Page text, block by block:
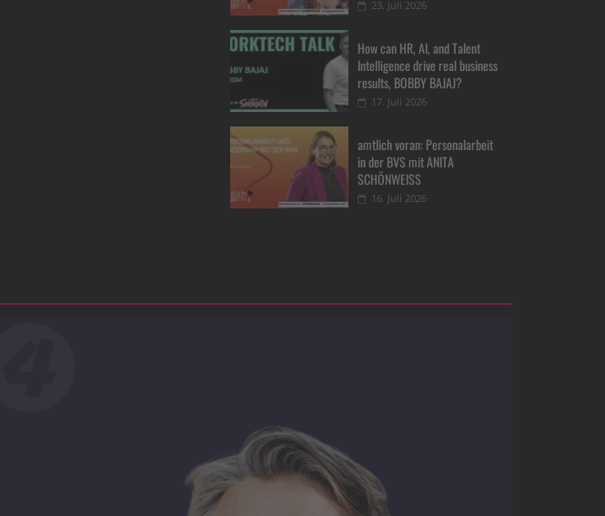
23. Juli 2026
How can HR, AI, and Talent
Intelligence drive real business
results, BOBBY BAJAJ?
17. Juli 2026
amtlich voran: Personalarbeit
in der BVS mit ANITA
SCHÖNWEISS
16. Juli 2026